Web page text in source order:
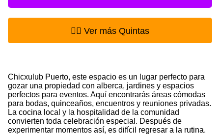
👉🏻 Ver más Quintas
Chicxulub Puerto, este espacio es un lugar perfecto para
gozar una propiedad con alberca, jardines y espacios
perfectos para eventos. Aquí encontrarás áreas cómodas
para bodas, quinceaños, encuentros y reuniones privadas.
La cocina local y la hospitalidad de la comunidad
convierten toda celebración especial. Después de
experimentar momentos así, es difícil regresar a la rutina.